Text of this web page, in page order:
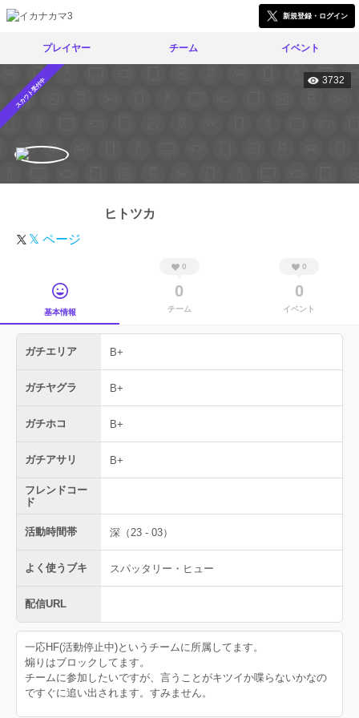
新規登録・ログイン
プレイヤー チーム イベント
スカウト受付中 3732
ヒトツカ
𝕏 ページ
基本情報
0
0
チーム
0
0
イベント
ガチエリア B+
ガチヤグラ B+
ガチホコ B+
ガチアサリ B+
フレンドコー
ド
活動時間帯 深（23 - 03）
よく使うブキ スパッタリー・ヒュー
配信URL
一応HF(活動停止中)というチームに所属してます。
煽りはブロックしてます。
チームに参加したいですが、言うことがキツイか喋らないかなの
ですぐに追い出されます。すみません。